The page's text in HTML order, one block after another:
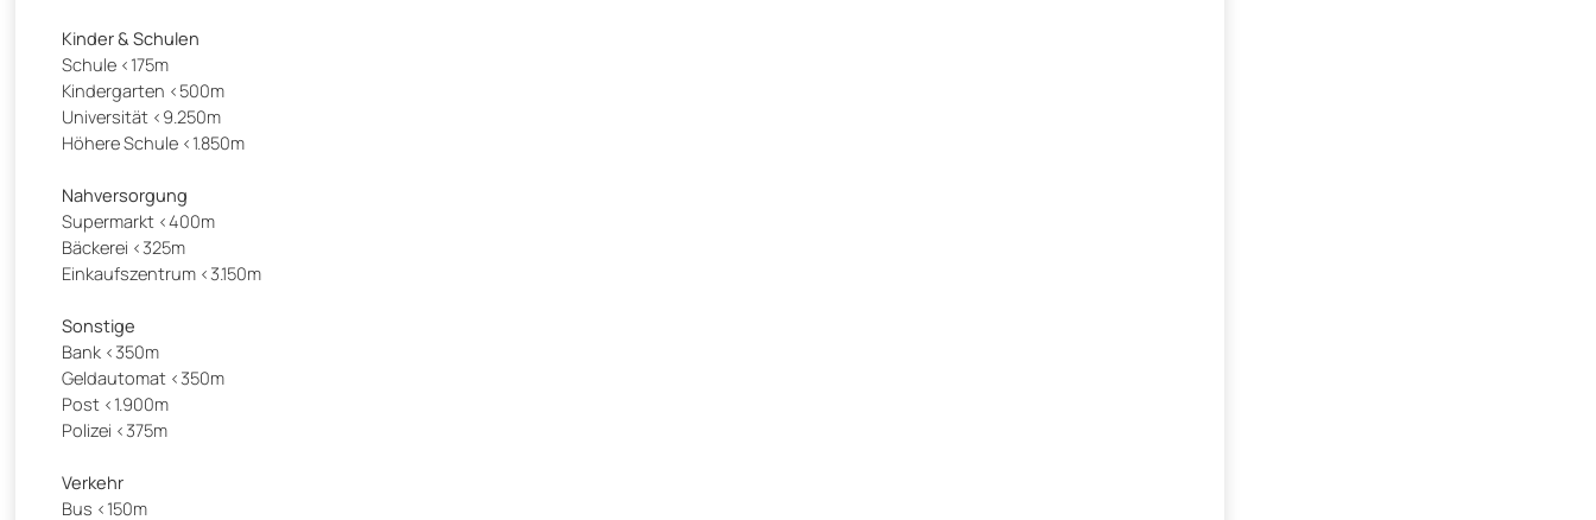
Kinder & Schulen
Schule <175m
Kindergarten <500m
Universität <9.250m
Höhere Schule <1.850m
Nahversorgung
Supermarkt <400m
Bäckerei <325m
Einkaufszentrum <3.150m
Sonstige
Bank <350m
Geldautomat <350m
Post <1.900m
Polizei <375m
Verkehr
Bus <150m